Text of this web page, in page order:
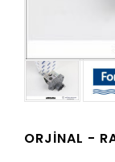
ORJİNAL -